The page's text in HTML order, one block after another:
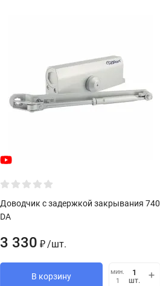
Доводчик с задержкой закрывания 740
DA
3 330 ₽ /шт.
В корзину
мин.
1
шт.